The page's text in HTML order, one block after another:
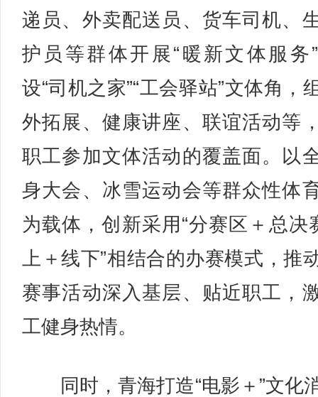
递员、外卖配送员、货车司机、
护员等群体开展“暖新文体服务
设“司机之家”“工会驿站”文体角，
外拓展、健康讲座、联谊活动等
职工参加文体活动的覆盖面。以
身大会、冰雪运动会等群众性体
为载体，创新采用“分赛区＋总决
上＋线下”相结合的办赛模式，推
赛事活动深入基层、贴近职工，
工健身热情。
同时，青海打造“电影＋”文化